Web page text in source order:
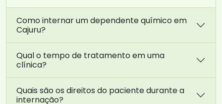
Como internar um dependente químico em
Cajuru?
Qual o tempo de tratamento em uma
clínica?
Quais são os direitos do paciente durante a
internação?